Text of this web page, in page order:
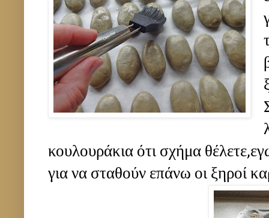
κουλουράκια ότι σχήμα
για να σταθούν επάνω οι ξηροί